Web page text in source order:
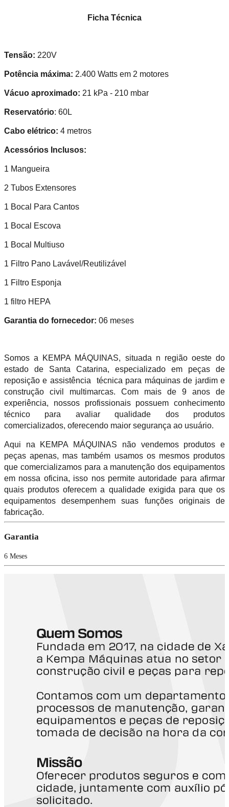
Ficha Técnica
Tensão: 220V
Potência máxima: 2.400 Watts em 2 motores
Vácuo aproximado: 21 kPa - 210 mbar
Reservatório: 60L
Cabo elétrico: 4 metros
Acessórios Inclusos:
1 Mangueira
2 Tubos Extensores
1 Bocal Para Cantos
1 Bocal Escova
1 Bocal Multiuso
1 Filtro Pano Lavável/Reutilizável
1 Filtro Esponja
1 filtro HEPA
Garantia do fornecedor: 06 meses
Somos a KEMPA MÁQUINAS, situada n região oeste do
estado de Santa Catarina, especializado em peças de
reposição e assistência técnica para máquinas de jardim e
construção civil multimarcas. Com mais de 9 anos de
experiência, nossos profissionais possuem conhecimento
técnico para avaliar qualidade dos produtos
comercializados, oferecendo maior segurança ao usuário.
Aqui na KEMPA MÁQUINAS não vendemos produtos e
peças apenas, mas também usamos os mesmos produtos
que comercializamos para a manutenção dos equipamentos
em nossa oficina, isso nos permite autoridade para afirmar
quais produtos oferecem a qualidade exigida para que os
equipamentos desempenhem suas funções originais de
fabricação.
Garantia
6 Meses